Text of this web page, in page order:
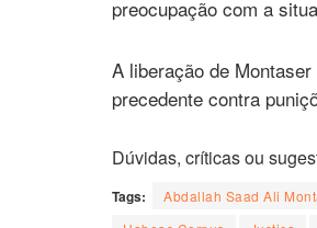
preocupação com a
A liberação de
precedente contra
Dúvidas, críticas ou
Tags: Abdallah Saad Ali